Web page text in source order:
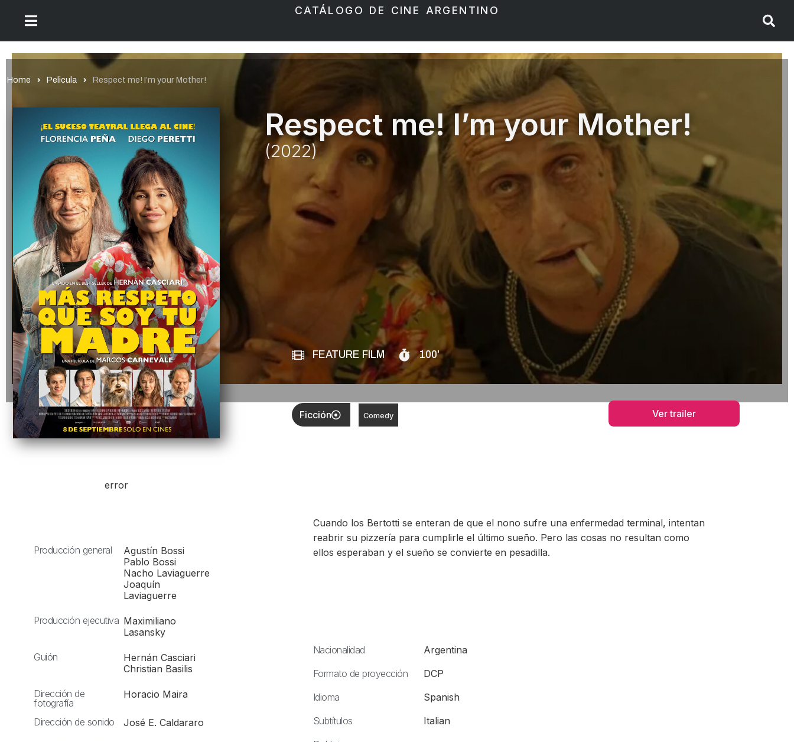
CATÁLOGO DE CINE ARGENTINO
Home Pelicula Respect me! I’m your Mother!
Respect me! I’m your Mother!
(2022)
FEATURE FILM 100'
Ficción Comedy Ver trailer
error
Producción general
Agustín Bossi
Pablo Bossi
Nacho Laviaguerre
Joaquín
Laviaguerre
Producción ejecutiva Maximiliano
Lasansky
Guión
Hernán Casciari
Christian Basilis
Dirección de
fotografía
Horacio Maira
Dirección de sonido José E. Caldararo
Cuando los Bertotti se enteran de que el nono sufre una enfermedad terminal, intentan
reabrir su pizzería para cumplirle el último sueño. Pero las cosas no resultan como
ellos esperaban y el sueño se convierte en pesadilla.
Nacionalidad
Argentina
Formato de proyección
DCP
Idioma
Spanish
Subtítulos
Italian